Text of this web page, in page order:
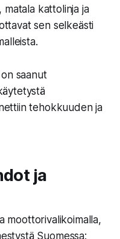
matala kattolinja ja
sen selkeästi
saanut
tehokkuuden ja
ja
moottorivalikoimalla,
Suomessa: